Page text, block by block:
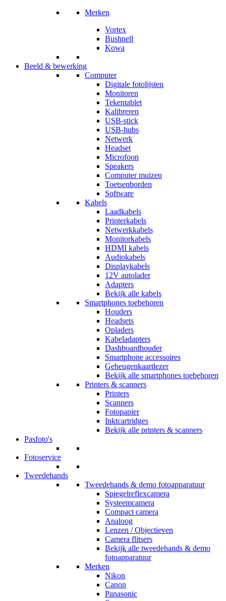
Merken
Vortex
Bushnell
Kowa
Beeld & bewerking
Computer
Digitale fotolijsten
Monitoren
Tekentablet
Kalibreren
USB-stick
USB-hubs
Netwerk
Headset
Microfoon
Speakers
Computer muizen
Toetsenborden
Software
Kabels
Laadkabels
Printerkabels
Netwerkkabels
Monitorkabels
HDMI kabels
Audiokabels
Displaykabels
12V autolader
Adapters
Bekijk alle kabels
Smartphones toebehoren
Houders
Headsets
Opladers
Kabeladapters
Dashboardhouder
Smartphone accessoires
Geheugenkaartlezer
Bekijk alle smartphones toebehoren
Printers & scanners
Printers
Scanners
Fotopapier
Inktcartridges
Bekijk alle printers & scanners
Pasfoto's
Fotoservice
Tweedehands
Tweedehands & demo fotoapparatuur
Spiegelreflexcamera
Systeemcamera
Compact camera
Analoog
Lenzen / Objectieven
Camera flitsers
Bekijk alle tweedehands & demo
fotoapparatuur
Merken
Nikon
Canon
Panasonic